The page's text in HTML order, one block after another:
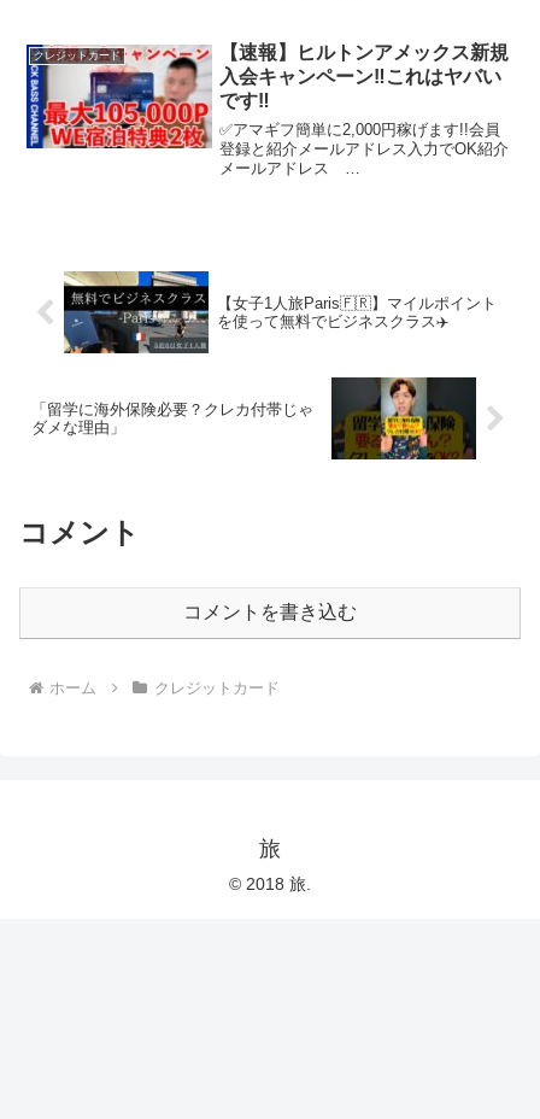
クレジットカード
【速報】ヒルトンアメックス新規
入会キャンペーン‼️これはヤバい
です‼️
✅アマギフ簡単に2,000円稼げます!!会員
登録と紹介メールアドレス入力でOK紹介
メールアドレス
【女子1人旅Paris🇫🇷】マイルポイント
を使って無料でビジネスクラス✈️
「留学に海外保険必要？クレカ付帯じゃ
ダメな理由」
コメント
コメントを書き込む
ホーム クレジットカード
旅
© 2018 旅.